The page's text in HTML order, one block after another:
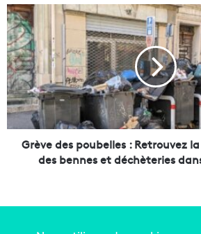
e
s
s
e
d
é
c
e
r
G
r
è
v
e
d
e
s
p
Grève des poubelles : Retrouvez
des bennes et déchèteries